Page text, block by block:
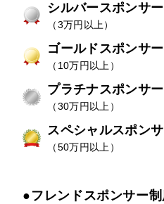
シルバースポンサー
（3万円以上）
ゴールドスポンサー
（10万円以上）
プラチナスポンサー
（30万円以上）
スペシャルスポン
（50万円以上）
●フレンドスポンサー